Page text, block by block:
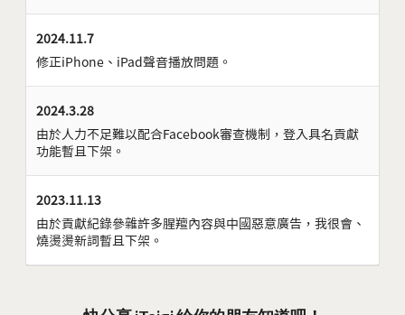
2024.11.7
修正iPhone、iPad聲音播放問題。
2024.3.28
由於人力不足難以配合Facebook審查機制，登入具名貢獻
功能暫且下架。
2023.11.13
由於貢獻紀錄參雜許多腥羶內容與中國惡意廣告，我很會、
燒燙燙新詞暫且下架。